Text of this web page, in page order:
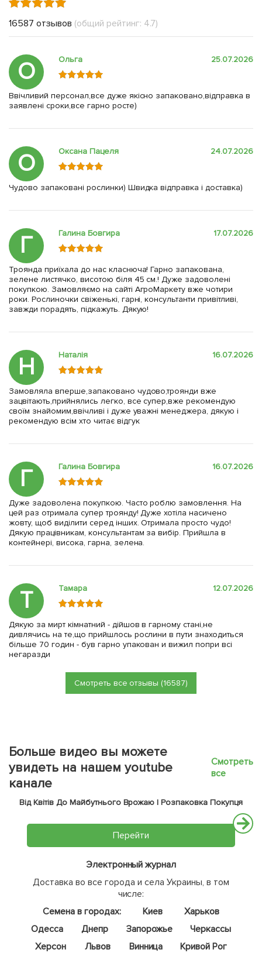
16587 отзывов (общий рейтинг: 4.7)
О Ольга 25.07.2026
Ввічливий персонал,все дуже якісно запаковано,відправка в
заявлені сроки,все гарно росте)
О Оксана Пацеля 24.07.2026
Чудово запаковані рослинки) Швидка відправка і доставка)
Г Галина Бовгира 17.07.2026
Троянда приїхала до нас класнюча! Гарно запакована,
зелене листячко, висотою біля 45 см.! Дуже задоволені
покупкою. Замовляємо на сайті АгроМаркету вже чотири
роки. Рослиночки свіженькі, гарні, консультанти привітливі,
завжди порадять, підкажуть. Дякую!
Н Наталія 16.07.2026
Замовляла вперше,запаковано чудово,троянди вже
зацвітають,прийнялись легко, все супер,вже рекомендую
своїм знайомим,ввічливі і дуже уважні менеджера, дякую і
рекомендую всім хто читає відгук
Г Галина Бовгира 16.07.2026
Дуже задоволена покупкою. Часто роблю замовлення. На
цей раз отримала супер троянду! Дуже хотіла насичено
жовту, щоб виділити серед інших. Отримала просто чудо!
Дякую працівникам, консультантам за вибір. Прийшла в
контейнері, висока, гарна, зелена.
Т Тамара 12.07.2026
Дякую за мирт кімнатний - дійшов в гарному стані,не
дивлячись на те,що прийшлось рослини в пути знаходиться
більше 70 годин - був гарно упакован и вижил попри всі
негаразди
Смотреть все отзывы (16587)
Больше видео вы можете
увидеть на нашем youtube
канале
Смотреть
все
Від Квітів До Майбутнього Врожаю | Розпаковка Покупця
Перейти
Электронный журнал
Доставка во все города и села Украины, в том
числе:
Семена в городах:
Киев
Харьков
Одесса
Днепр Запорожье
Черкассы
Херсон
Львов Винница
Кривой Рог